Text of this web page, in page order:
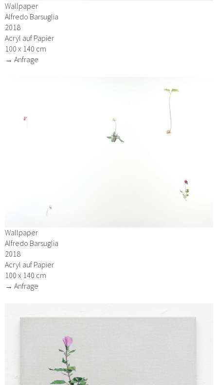
Wallpaper
Alfredo Barsuglia
2018
Acryl auf Papier
100 x 140 cm
→ Anfrage
Wallpaper
Alfredo Barsuglia
2018
Acryl auf Papier
100 x 140 cm
→ Anfrage